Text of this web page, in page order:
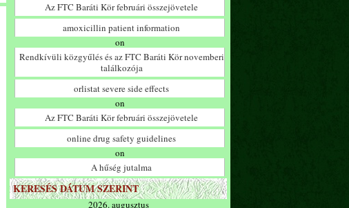
Az FTC Baráti Kör februári összejövetele
amoxicillin patient information
on
Rendkívüli közgyűlés és az FTC Baráti Kör novemberi
találkozója
orlistat severe side effects
on
Az FTC Baráti Kör februári összejövetele
online drug safety guidelines
on
A hűség jutalma
KERESÉS DÁTUM SZERINT
2026. augusztus